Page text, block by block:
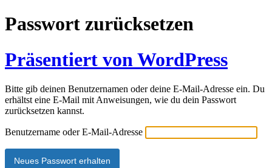
Passwort zurücksetzen
Präsentiert von WordPress
Bitte gib deinen Benutzernamen oder deine E-Mail-Adresse ein. Du
erhältst eine E-Mail mit Anweisungen, wie du dein Passwort
zurücksetzen kannst.
Benutzername oder E-Mail-Adresse